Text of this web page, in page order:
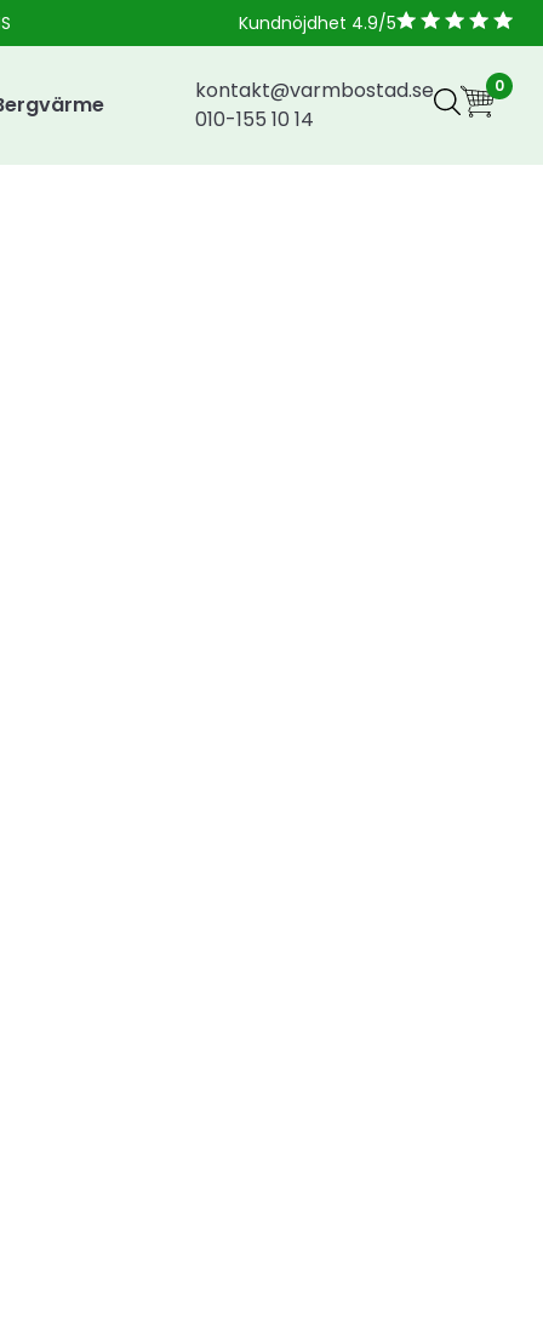
Kundnöjdhet 4.9/5
kontakt@varmbostad.se
010-155 10 14
0